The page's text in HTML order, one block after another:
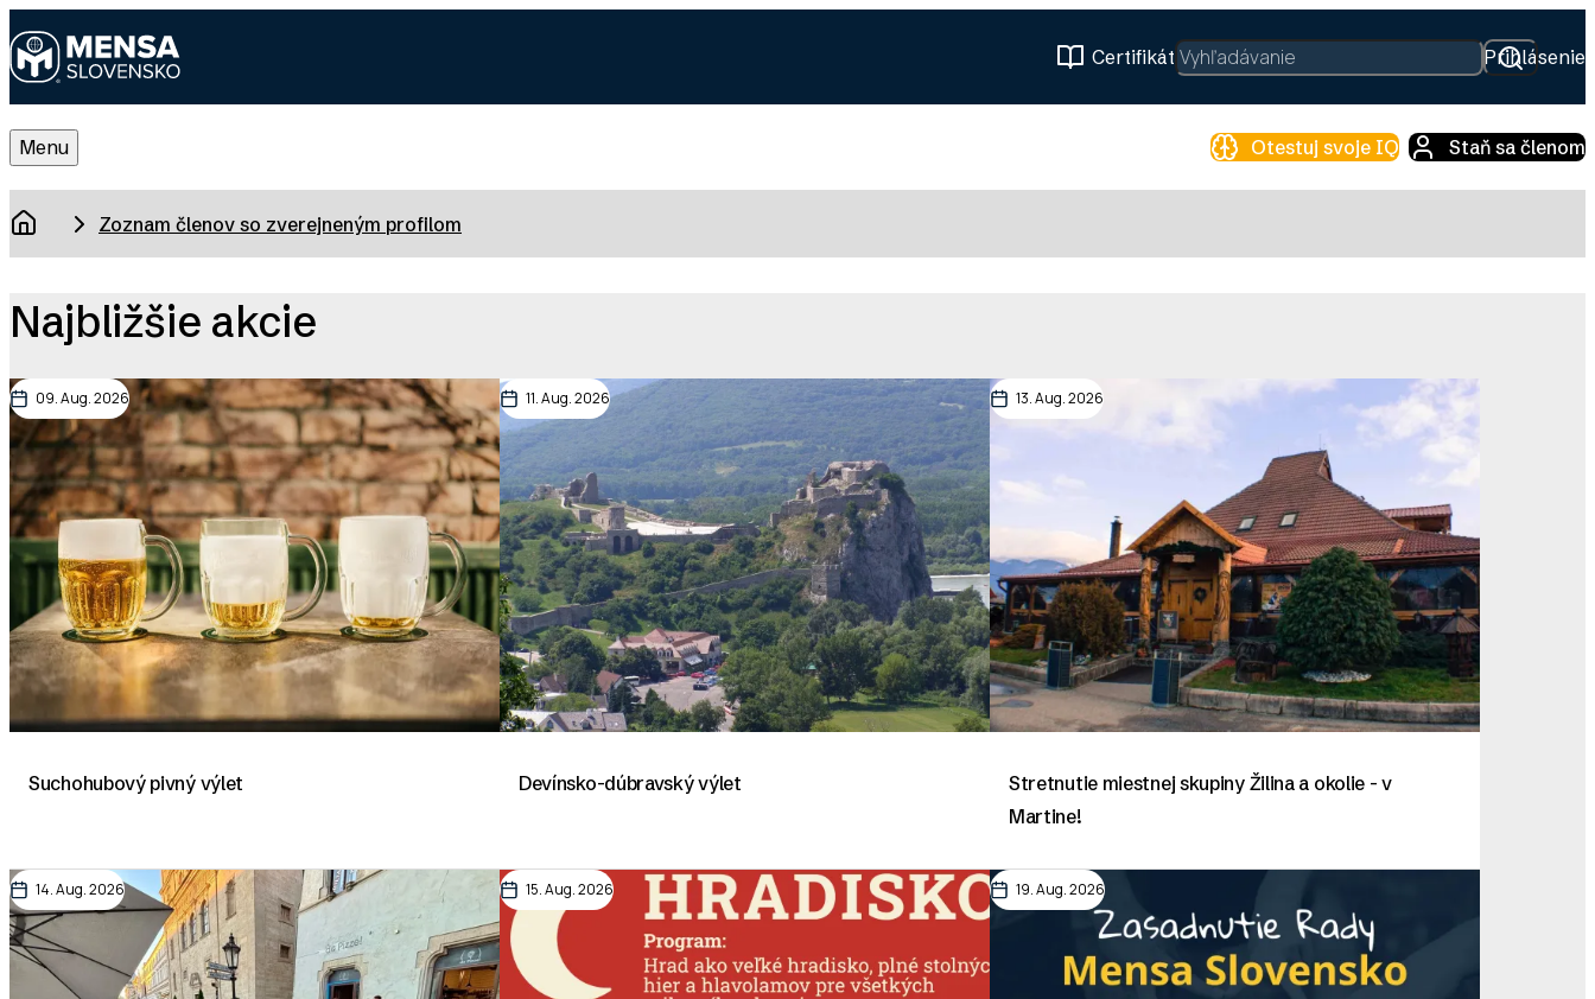
to
main
Slovensko
CertifikátHľadať Prihlásenie
Toggle
Menu
Menu Otestuj svoje IQ Staň sa členom
BreadcrumbZoznam členov so zverejneným profilom
Najbližšie akcie
09. Aug. 2026
Suchohubový pivný výlet
11. Aug. 2026
Devínsko-dúbravský výlet
13. Aug. 2026
Stretnutie miestnej skupiny Žilina a okolie - v
Martine!
14. Aug. 2026 15. Aug. 2026 19. Aug. 2026